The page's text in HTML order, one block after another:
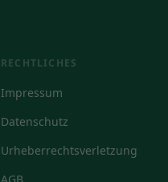
RECHTLICHES
Impressum
Datenschutz
Urheberrechtsverletzung